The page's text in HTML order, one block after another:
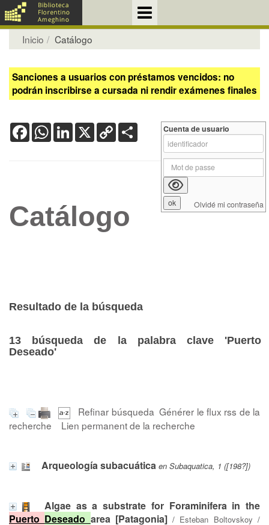
Inicio Catálogo
Sanciones a usuarios con préstamos vencidos: no
podrán inscribirse a cursada ni rendir exámenes finales
FacebookWhatsApp
LinkedIn
X Copy
Link
Catálogo
Resultado de la búsqueda
13 búsqueda de la palabra clave 'Puerto
Deseado'
Refinar búsqueda Générer le flux rss de la
recherche
Lien permanent de la recherche
Arqueología subacuática en Subaquatica, 1 ([198?])
Algae as a substrate for Foraminifera in the
Puerto Deseado area [Patagonia]/ Esteban Boltovskoy /
Cuenta de usuario
Olvidé mi contraseña